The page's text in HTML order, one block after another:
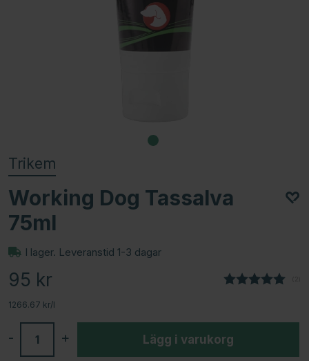
Trikem
Working Dog Tassalva
75ml
I lager. Leveranstid 1-3 dagar
95 kr
1266.67 kr/l
+
- Lägg i varukorg